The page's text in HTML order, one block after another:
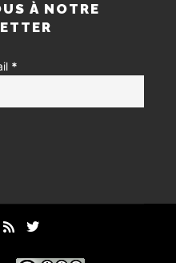
À NOTRE
*